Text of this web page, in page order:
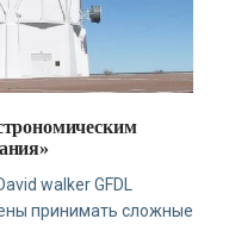
walker GFDL
принимать сложные